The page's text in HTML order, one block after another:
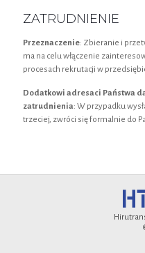
ZATRUDNIENIE
Przeznaczenie: Zbieranie i
ma na celu włączenie
procesach rekrutacji w
Dodatkowi adresaci Państwa
zatrudnienia: W przypadku
trzeciej, zwróci się formalnie do